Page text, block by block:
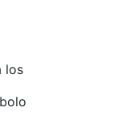
los